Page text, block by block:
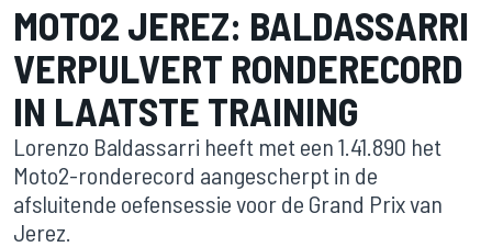
MOTO2 JEREZ: BALDASSARRI
VERPULVERT RONDERECORD
IN LAATSTE TRAINING
Lorenzo Baldassarri heeft met een 1.41.890 het
Moto2-ronderecord aangescherpt in de
afsluitende oefensessie voor de Grand Prix van
Jerez.